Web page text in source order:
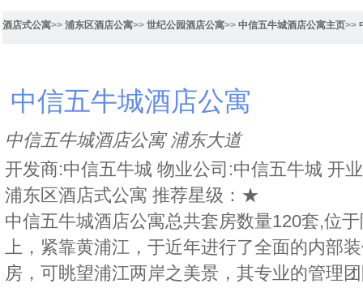
酒店式公寓>> 浦东区酒店公寓>> 世纪公园酒店公寓>> 中信五牛城酒店公寓主页>>
中信五牛城酒店公寓
中信五牛城酒店公寓 浦东大道
开发商:中信五牛城 物业公司:中信五牛城 开
浦东区酒店式公寓 推荐星级：★
中信五牛城酒店公寓总共套房数量120套,位
上，紧靠黄浦江，于近年进行了全面的内部
房，可眺望浦江两岸之美景，其专业的管理